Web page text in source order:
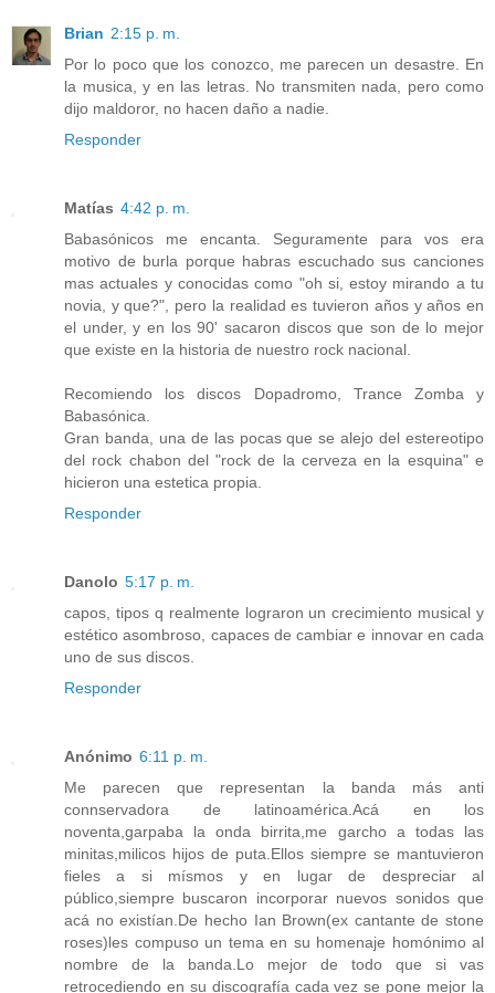
Brian 2:15 p. m.
Por lo poco que los conozco, me parecen un desastre. En
la musica, y en las letras. No transmiten nada, pero como
dijo maldoror, no hacen daño a nadie.
Responder
Matías 4:42 p. m.
Babasónicos me encanta. Seguramente para vos era
motivo de burla porque habras escuchado sus canciones
mas actuales y conocidas como "oh si, estoy mirando a tu
novia, y que?", pero la realidad es tuvieron años y años en
el under, y en los 90' sacaron discos que son de lo mejor
que existe en la historia de nuestro rock nacional.
Recomiendo los discos Dopadromo, Trance Zomba y
Babasónica.
Gran banda, una de las pocas que se alejo del estereotipo
del rock chabon del "rock de la cerveza en la esquina" e
hicieron una estetica propia.
Responder
Danolo 5:17 p. m.
capos, tipos q realmente lograron un crecimiento musical y
estético asombroso, capaces de cambiar e innovar en cada
uno de sus discos.
Responder
Anónimo 6:11 p. m.
Me parecen que representan la banda más anti
connservadora de latinoamérica.Acá en los
noventa,garpaba la onda birrita,me garcho a todas las
minitas,milicos hijos de puta.Ellos siempre se mantuvieron
fieles a si mísmos y en lugar de despreciar al
público,siempre buscaron incorporar nuevos sonidos que
acá no existían.De hecho Ian Brown(ex cantante de stone
roses)les compuso un tema en su homenaje homónimo al
nombre de la banda.Lo mejor de todo que si vas
retrocediendo en su discografía cada vez se pone mejor la